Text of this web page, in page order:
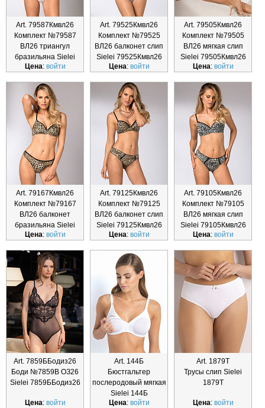
Art. 79587Кмвл26
Комплект №79587
ВЛ26 триангул
бразильяна Sielei
79587Кмвл2
Цена: войти
Art. 79525Кмвл26
Комплект №79525
ВЛ26 балконет слип
Sielei 79525Кмвл26
Цена: войти
Art. 79505Кмвл26
Комплект №79505
ВЛ26 мягкая слип
Sielei 79505Кмвл26
Цена: войти
Art. 79167Кмвл26
Комплект №79167
ВЛ26 балконет
бразильяна Sielei
79167Кмвл2
Цена: войти
Art. 79125Кмвл26
Комплект №79125
ВЛ26 балконет слип
Sielei 79125Кмвл26
Цена: войти
Art. 79105Кмвл26
Комплект №79105
ВЛ26 мягкая слип
Sielei 79105Кмвл26
Цена: войти
Art. 7859ББодиз26
Боди №7859B ОЗ26
Sielei 7859ББодиз26
Цена: войти
Art. 144Б
Бюстгальтер
послеродовый мягкая
Sielei 144Б
Цена: войти
Art. 1879Т
Трусы слип Sielei
1879Т
Цена: войти